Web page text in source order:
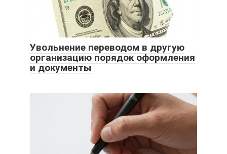
Увольнение переводом в другую
организацию порядок оформления
и документы